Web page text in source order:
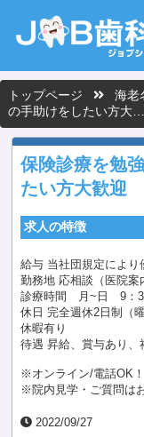
トップページ 海老
の手助けをしたい方大…
保険診療を勉
たい方大歓迎
求人の特徴
給与 当社団規定により
勤務地 応相談（医院案
診療時間 月~日 9：30
休日 完全週休2日制（
休暇有り
待遇 昇給、賞与あり、
※オンライン/電話OK！
※院内見学・ご質問は
2022/09/27